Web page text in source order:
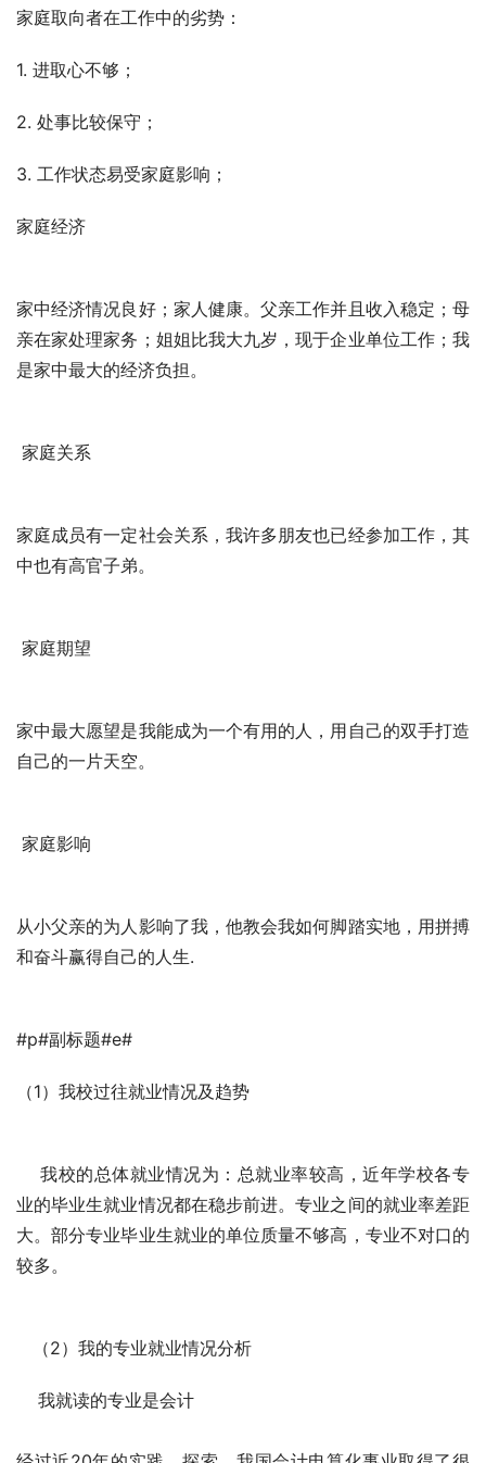
家庭取向者在工作中的劣势：
1. 进取心不够；
2. 处事比较保守；
3. 工作状态易受家庭影响；
家庭经济
家中经济情况良好；家人健康。父亲工作并且收入稳定；母
亲在家处理家务；姐姐比我大九岁，现于企业单位工作；我
是家中最大的经济负担。
家庭关系
家庭成员有一定社会关系，我许多朋友也已经参加工作，其
中也有高官子弟。
家庭期望
家中最大愿望是我能成为一个有用的人，用自己的双手打造
自己的一片天空。
家庭影响
从小父亲的为人影响了我，他教会我如何脚踏实地，用拼搏
和奋斗赢得自己的人生.
#p#副标题#e#
（1）我校过往就业情况及趋势
我校的总体就业情况为：总就业率较高，近年学校各专
业的毕业生就业情况都在稳步前进。专业之间的就业率差距
大。部分专业毕业生就业的单位质量不够高，专业不对口的
较多。
（2）我的专业就业情况分析
我就读的专业是会计